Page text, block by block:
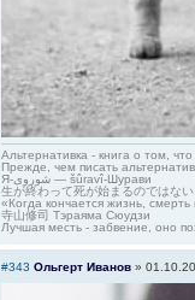
Альтернативка - книга о том,
Прежде, чем писать
Я-شوروی — šûravî-Шурави
生が終わって死が始まるのではな
«Когда кончается жизнь,
寺山修司 Тэраяма Сюудзи
Лучшая месть - забвение, оно
#343 Ольгерт Иванов »